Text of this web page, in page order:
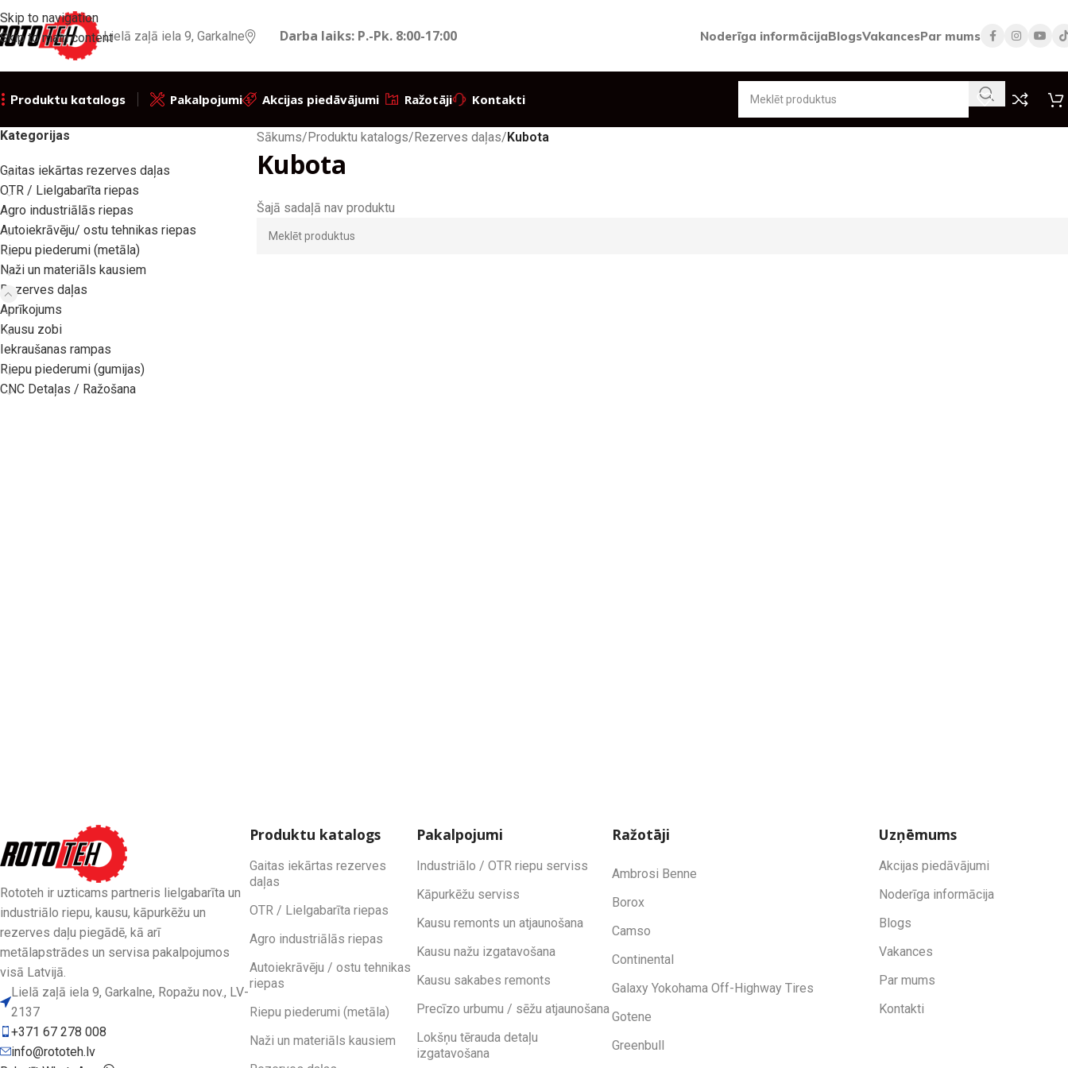
Skip to navigation
Skip to main contentLielā zaļā iela 9, Garkalne Darba laiks: P.-Pk. 8:00-17:00 Noderīga informācijaBlogsVakancesPar mums
Produktu katalogs Pakalpojumi Akcijas piedāvājumi Ražotāji Kontakti
Kategorijas
Gaitas iekārtas rezerves daļas
OTR / Lielgabarīta riepas
Agro industriālās riepas
Autoiekrāvēju/ ostu tehnikas riepas
Riepu piederumi (metāla)
Naži un materiāls kausiem
Rezerves daļas
Aprīkojums
Kausu zobi
Iekraušanas rampas
Riepu piederumi (gumijas)
CNC Detaļas / Ražošana
Sākums/Produktu katalogs/Rezerves daļas/Kubota
Kubota
Šajā sadaļā nav produktu
Rototeh ir uzticams partneris lielgabarīta un
industriālo riepu, kausu, kāpurkēžu un
rezerves daļu piegādē, kā arī
metālapstrādes un servisa pakalpojumos
visā Latvijā.
Lielā zaļā iela 9, Garkalne, Ropažu nov., LV-
2137
+371 67 278 008
info@rototeh.lv
Produktu katalogs
Gaitas iekārtas rezerves
daļas
OTR / Lielgabarīta riepas
Agro industriālās riepas
Autoiekrāvēju / ostu tehnikas
riepas
Riepu piederumi (metāla)
Naži un materiāls kausiem
Pakalpojumi
Industriālo / OTR riepu serviss
Kāpurkēžu serviss
Kausu remonts un atjaunošana
Kausu nažu izgatavošana
Kausu sakabes remonts
Precīzo urbumu / sēžu atjaunošana
Lokšņu tērauda detaļu
izgatavošana
Ražotāji
Ambrosi Benne
Borox
Camso
Continental
Galaxy Yokohama Off-Highway Tires
Gotene
Greenbull
Uzņēmums
Akcijas piedāvājumi
Noderīga informācija
Blogs
Vakances
Par mums
Kontakti